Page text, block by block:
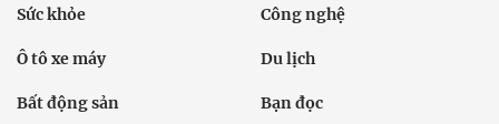
Sức khỏe Công nghệ
Ô tô xe máy Du lịch
Bất động sản Bạn đọc